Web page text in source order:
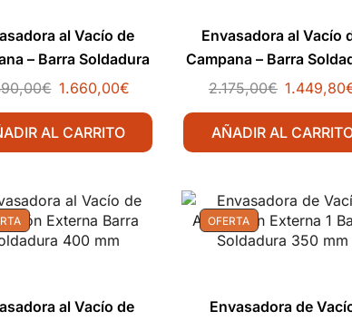
al Vacío de
– Barra Soldadura
400 mm
€ 1.660,00€
AL CARRITO
Envasadora al Vacío
Campana – Barra
350 mm
2.175,00€ 1.449,80
AÑADIR AL
al Vacío de
OFERTA
Envasadora de